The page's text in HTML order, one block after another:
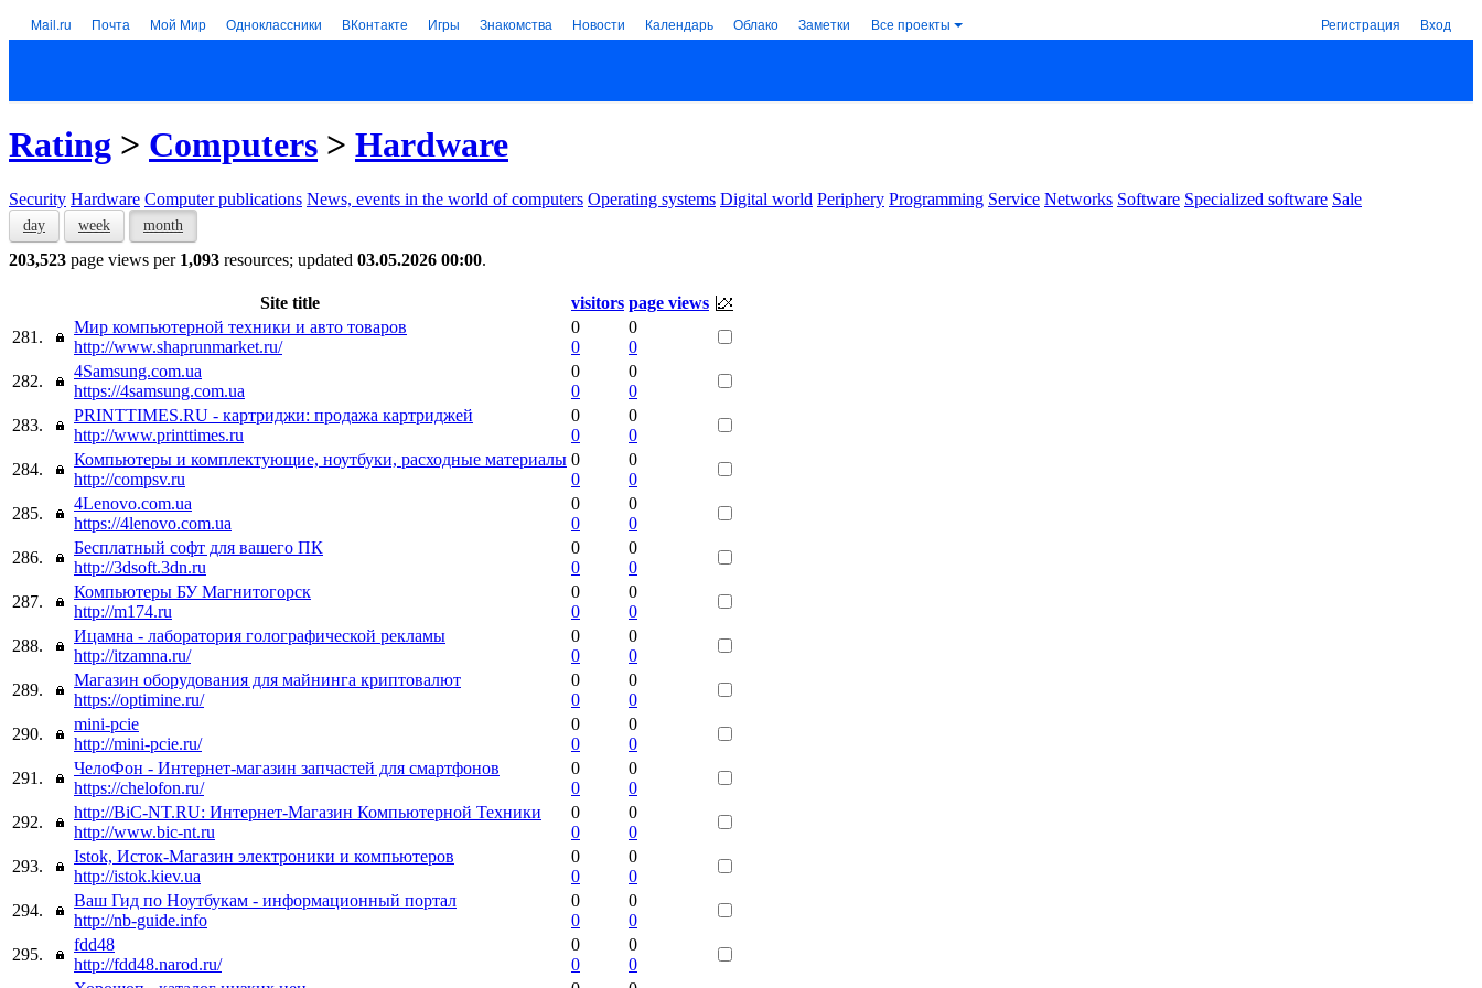
Mail.ru Почта Мой Мир Одноклассники ВКонтакте Игры Знакомства Новости Календарь Облако Заметки Все проекты Регистрация Вход
Rating > Computers > Hardware
Security Hardware Computer publications News, events in the world of computers Operating systems Digital world Periphery Programming Service Networks Software Specialized software Sale
day week month
203,523 page views per 1,093 resources; updated 03.05.2026 00:00.
Site title visitors page views
281.
Мир компьютерной техники и авто товаров
http://www.shaprunmarket.ru/
0
0
0
0
282.
4Samsung.com.ua
https://4samsung.com.ua
0
0
0
0
283.
PRINTTIMES.RU - картриджи: продажа картриджей
http://www.printtimes.ru
0
0
0
0
284.
Компьютеры и комплектующие, ноутбуки, расходные материалы
http://compsv.ru
0
0
0
0
285.
4Lenovo.com.ua
https://4lenovo.com.ua
0
0
0
0
286.
Бесплатный софт для вашего ПК
http://3dsoft.3dn.ru
0
0
0
0
287.
Компьютеры БУ Магнитогорск
http://m174.ru
0
0
0
0
288.
Ицамна - лаборатория голографической рекламы
http://itzamna.ru/
0
0
0
0
289.
Магазин оборудования для майнинга криптовалют
https://optimine.ru/
0
0
0
0
290.
mini-pcie
http://mini-pcie.ru/
0
0
0
0
291.
ЧелоФон - Интернет-магазин запчастей для смартфонов
https://chelofon.ru/
0
0
0
0
292.
http://BiC-NT.RU: Интернет-Магазин Компьютерной Техники
http://www.bic-nt.ru
0
0
0
0
293.
Istok, Исток-Магазин электроники и компьютеров
http://istok.kiev.ua
0
0
0
0
294.
Ваш Гид по Ноутбукам - информационный портал
http://nb-guide.info
0
0
0
0
295.
fdd48
http://fdd48.narod.ru/
0
0
0
0